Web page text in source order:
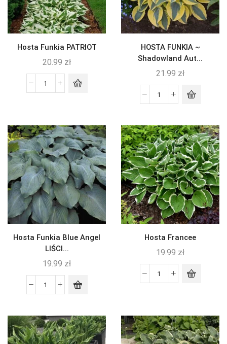
Hosta Funkia PATRIOT
20.99 zł
HOSTA FUNKIA ~
Shadowland Aut...
21.99 zł
Hosta Funkia Blue Angel
LIŚCI...
19.99 zł
Hosta Francee
19.99 zł